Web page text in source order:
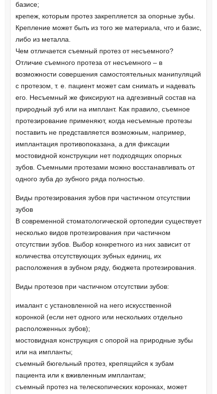
базисе;
крепеж, которым протез закрепляется за опорные зубы.
Крепление может быть из того же материала, что и базис,
либо из металла.
Чем отличается съемный протез от несъемного?
Отличие съемного протеза от несъемного – в
возможности совершения самостоятельных манипуляций
с протезом, т. е. пациент может сам снимать и надевать
его. Несъемный же фиксируют на адгезивный состав на
природный зуб или на имплант. Как правило, съемное
протезирование применяют, когда несъемные протезы
поставить не представляется возможным, например,
имплантация противопоказана, а для фиксации
мостовидной конструкции нет подходящих опорных
зубов. Съемными протезами можно восстанавливать от
одного зуба до зубного ряда полностью.
Виды протезирования зубов при частичном отсутствии
зубов
В современной стоматологической ортопедии существует
несколько видов протезирования при частичном
отсутствии зубов. Выбор конкретного из них зависит от
количества отсутствующих зубных единиц, их
расположения в зубном ряду, бюджета протезирования.
Виды протезов при частичном отсутствии зубов:
ималант с установленной на него искусственной
коронкой (если нет одного или нескольких отдельно
расположенных зубов);
мостовидная конструкция с опорой на природные зубы
или на импланты;
съемный бюгельный протез, крепящийся к зубам
пациента или к вживленным имплантам;
съемный протез на телескопических коронках, может